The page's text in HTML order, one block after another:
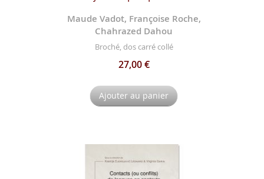
Maude Vadot, Françoise Roche,
Chahrazed Dahou
Broché, dos carré collé
27,00 €
Ajouter au panier